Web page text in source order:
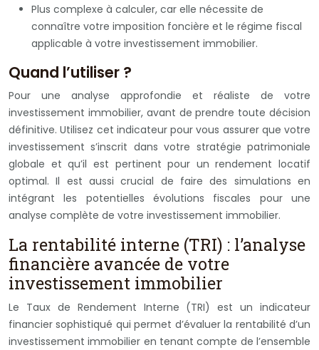
Plus complexe à calculer, car elle nécessite de
connaître votre imposition foncière et le régime fiscal
applicable à votre investissement immobilier.
Quand l’utiliser ?
Pour une analyse approfondie et réaliste de votre
investissement immobilier, avant de prendre toute décision
définitive. Utilisez cet indicateur pour vous assurer que votre
investissement s’inscrit dans votre stratégie patrimoniale
globale et qu’il est pertinent pour un rendement locatif
optimal. Il est aussi crucial de faire des simulations en
intégrant les potentielles évolutions fiscales pour une
analyse complète de votre investissement immobilier.
La rentabilité interne (TRI) : l’analyse
financière avancée de votre
investissement immobilier
Le Taux de Rendement Interne (TRI) est un indicateur
financier sophistiqué qui permet d’évaluer la rentabilité d’un
investissement immobilier en tenant compte de l’ensemble